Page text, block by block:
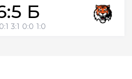
Б
0:1 3:1 0:0 1:0